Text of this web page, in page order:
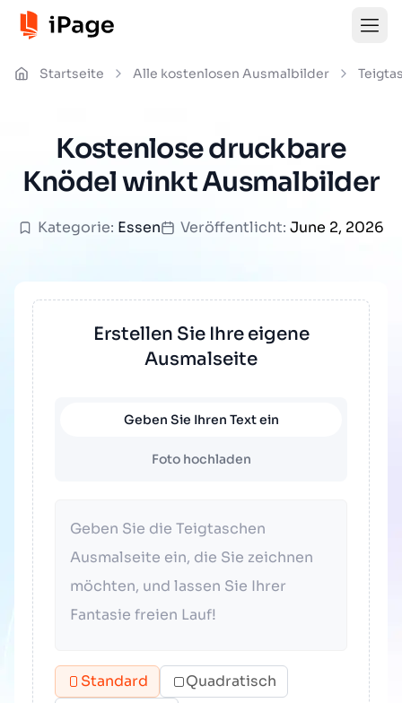
Startseite Alle kostenlosen Ausmalbilder
Kostenlose druckbare
Knödel winkt Ausmalbilder
Kategorie: Essen Veröffentlicht: June 2, 2026
Erstellen Sie Ihre eigene
Ausmalseite
Geben Sie Ihren Text ein
Foto hochladen
Standard
Quadratisch